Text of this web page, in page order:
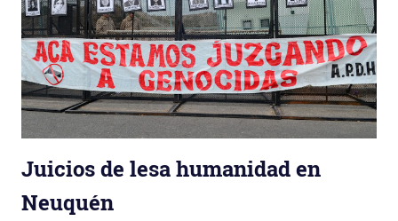
Juicios de lesa humanidad en
Neuquén